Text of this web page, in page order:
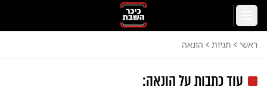
דלג לתוכן הראשי
ראשי תגיות הונאה
עוד כתבות עלהונאה: